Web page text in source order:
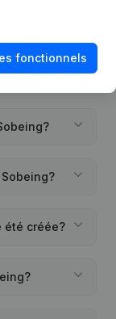
été créée?
fonctionnels